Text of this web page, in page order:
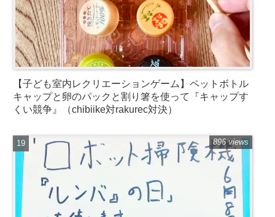
【子ども室内レクリエーションゲーム】ペットボトル
キャップと卵のパックと割り箸を使って『キャップす
くい競争』（chibiike対rakurec対決）
896 views